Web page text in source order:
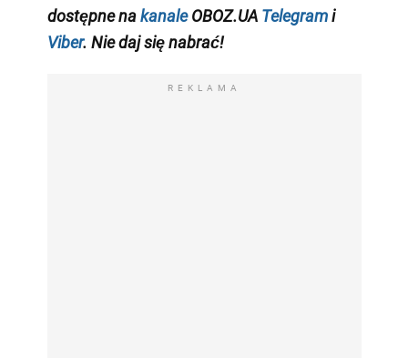
dostępne nakanaleOBOZ.UA Telegrami
Viber. Nie daj się nabrać!
REKLAMA